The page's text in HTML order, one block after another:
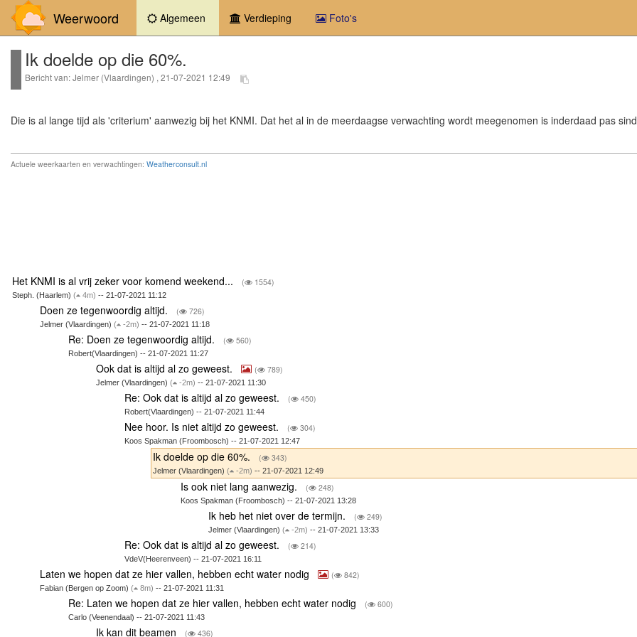
Weerwoord Algemeen (current)Verdieping Foto's
Ik doelde op die 60%.
Bericht van: Jelmer (Vlaardingen) , 21-07-2021 12:49
Die is al lange tijd als 'criterium' aanwezig bij het KNMI. Dat het al in de meerdaagse verwachting wordt meegenomen is inderdaad pas
Actuele weerkaarten en verwachtingen: Weatherconsult.nl
Het KNMI is al vrij zeker voor komend weekend... ( 1554)
Steph. (Haarlem) ( 4m) -- 21-07-2021 11:12
Doen ze tegenwoordig altijd. ( 726)
Jelmer (Vlaardingen)( -2m) -- 21-07-2021 11:18
Re: Doen ze tegenwoordig altijd. ( 560)
Robert(Vlaardingen) -- 21-07-2021 11:27
Ook dat is altijd al zo geweest. ( 789)
Jelmer (Vlaardingen)( -2m) -- 21-07-2021 11:30
Re: Ook dat is altijd al zo geweest. ( 450)
Robert(Vlaardingen) -- 21-07-2021 11:44
Nee hoor. Is niet altijd zo geweest. ( 304)
Koos Spakman (Froombosch) -- 21-07-2021 12:47
Ik doelde op die 60%. ( 343)
Jelmer (Vlaardingen)( -2m) -- 21-07-2021 12:49
Is ook niet lang aanwezig. ( 248)
Koos Spakman (Froombosch) -- 21-07-2021 13:28
Ik heb het niet over de termijn. ( 249)
Jelmer (Vlaardingen) ( -2m) -- 21-07-2021 13:33
Re: Ook dat is altijd al zo geweest. ( 214)
VdeV(Heerenveen) -- 21-07-2021 16:11
Laten we hopen dat ze hier vallen, hebben echt water nodig ( 842)
Fabian (Bergen op Zoom)( 8m) -- 21-07-2021 11:31
Re: Laten we hopen dat ze hier vallen, hebben echt water nodig ( 600)
Carlo (Veenendaal) -- 21-07-2021 11:43
Ik kan dit beamen ( 436)